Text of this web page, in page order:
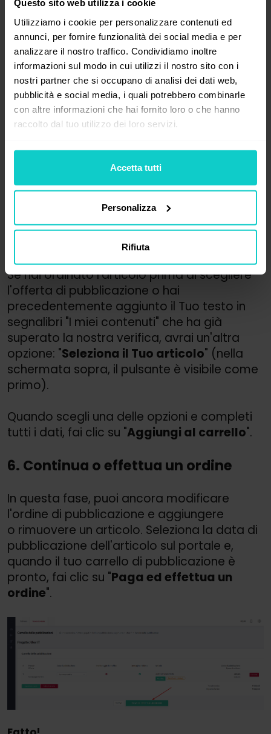
Questo sito web utilizza i cookie
Utilizziamo i cookie per personalizzare contenuti ed
annunci, per fornire funzionalità dei social media e per
analizzare il nostro traffico. Condividiamo inoltre
informazioni sul modo in cui utilizzi il nostro sito con i
nostri partner che si occupano di analisi dei dati web,
pubblicità e social media, i quali potrebbero combinarle
con altre informazioni che hai fornito loro o che hanno
raccolto dal tuo utilizzo dei loro servizi.
Accetta tutti
Personalizza
Rifiuta
contenuto. Contrassegna se vuoi
monitorare il traffico utilizzando il codice
analitico che permette di ricevere
statistiche di pubblicazione avanzate.
Seleziona il tipo di link nell'articolo, aggiungi
una foto e il metodo di contatto.
La terza opzione per ordinare un articolo è
Decidi dopo".
Se hai ordinato l'articolo prima di scegliere
l'offerta di pubblicazione o hai
precedentemente aggiunto il Tuo testo in
segnalibri "I miei contenuti" che ha già
superato la nostra verifica, avrai un'altra
opzione: "Seleziona il Tuo articolo" (nella
schermata sopra, il pulsante è visibile come
primo).
Quando scegli una delle opzioni e completi
tutti i dati, fai clic su "Aggiungi al carrello".
6. Continua o effettua un ordine
In questa fase, puoi ancora modificare
l'ordine di pubblicazione e aggiungere
o rimuovere un articolo. Seleziona la data di
pubblicazione dell'articolo sul portale e,
quando il tuo carrello di pubblicazione è
pronto, fai clic su "Paga ed effettua un
ordine".